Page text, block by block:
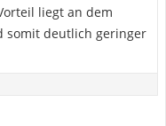
liegt an dem
somit deutlich geringer